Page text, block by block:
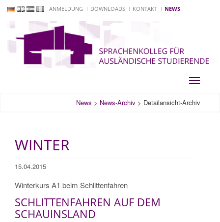
ANMELDUNG DOWNLOADS KONTAKT NEWS
Toggle
News > News-Archiv > Detailansicht-Archiv
WINTER
15.04.2015
Winterkurs A1 beim Schlittenfahren
SCHLITTENFAHREN AUF DEM
SCHAUINSLAND